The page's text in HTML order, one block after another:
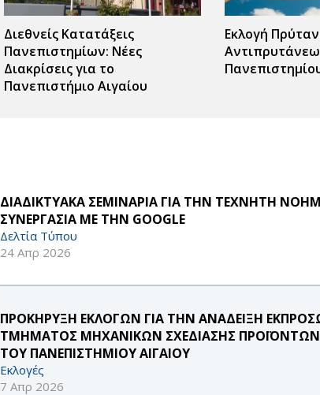
Διεθνείς Κατατάξεις
Πανεπιστημίων: Νέες
Διακρίσεις για το
Πανεπιστήμιο Αιγαίου
Εκλογή
ΔΙΑΔΙΚΤΥΑΚΑ ΣΕΜΙΝΑΡΙΑ ΓΙΑ ΤΗΝ ΤΕΧΝΗΤΗ
ΣΥΝΕΡΓΑΣΙΑ ΜΕ ΤΗΝ GOOGLE
Δελτία Τύπου
24 Απρ 2026
ΠΡΟΚΗΡΥΞΗ ΕΚΛΟΓΩΝ ΓΙΑ ΤΗΝ ΑΝΑΔΕΙΞΗ
ΤΜΗΜΑΤΟΣ ΜΗΧΑΝΙΚΩΝ ΣΧΕΔΙΑΣΗΣ
ΤΟΥ ΠΑΝΕΠΙΣΤΗΜΙΟΥ ΑΙΓΑΙΟΥ
Εκλογές
7 Απρ 2026